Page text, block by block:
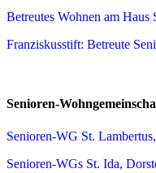
Betreutes Wohnen am Haus
Franziskusstift: Betreute
Senioren-
Senioren-WG St.
Senioren-WGs St. Ida,